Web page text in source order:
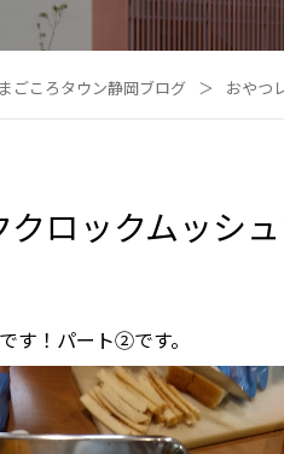
まごころタウン静岡ブログ ＞ おやつ
クロックムッシ
す！パート②です。